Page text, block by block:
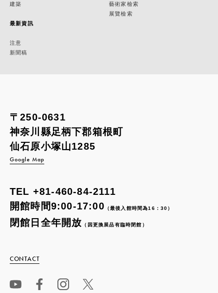
建築
最新資訊
注意
新聞稿
藝術家檢索
展覽檢索
〒250-0631
神奈川縣足柄下郡箱根町
仙石原小塚山1285
Google Map
TEL +81-460-84-2111
開館時間9:00-17:00 （最後入館時間為16：30）
閉館日全年開放 （因更換展品有臨時閉館）
CONTACT